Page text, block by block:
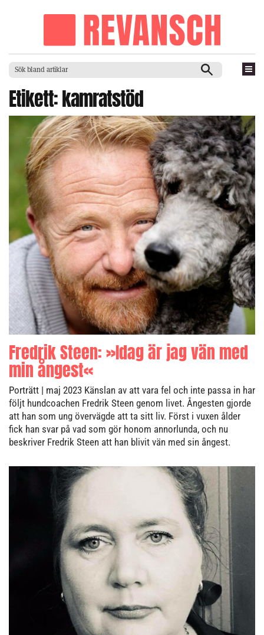
Etikett:kamratstöd
Fredrik Steen: »Idag är jag vän med
min ångest«
Porträtt | maj 2023 Känslan av att vara fel och inte passa in har
följt hundcoachen Fredrik Steen genom livet. Ångesten gjorde
att han som ung övervägde att ta sitt liv. Först i vuxen ålder
fick han svar på vad som gör honom annorlunda, och nu
beskriver Fredrik Steen att han blivit vän med sin ångest.